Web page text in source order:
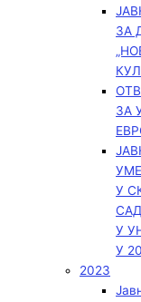
ЗА
ЗА
У
У
У
2023